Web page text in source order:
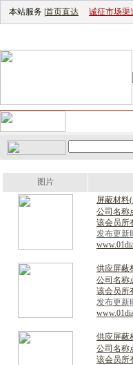
本站服务 | 首页直达 诚征市场渠
图片
屏蔽材料(
公司名称
该会员所
发布更新
供应屏蔽
公司名称
该会员所
发布更新
供应屏蔽
公司名称
该会员所